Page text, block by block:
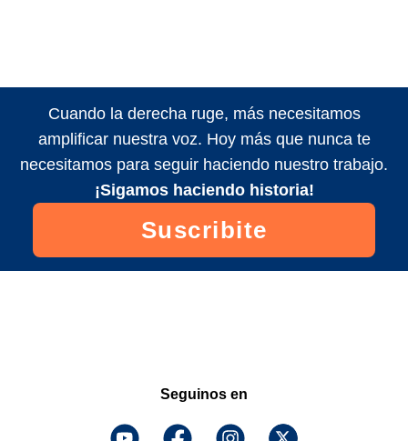
Cuando la derecha ruge, más necesitamos
amplificar nuestra voz. Hoy más que nunca te
necesitamos para seguir haciendo nuestro trabajo.
¡Sigamos haciendo historia!
Suscribite
Seguinos en